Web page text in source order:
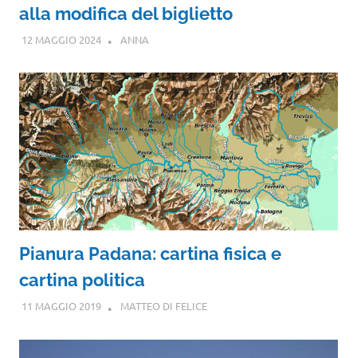
alla modifica del biglietto
12 MAGGIO 2024 ANNA
Pianura Padana: cartina fisica e
cartina politica
11 MAGGIO 2019 MATTEO DI FELICE